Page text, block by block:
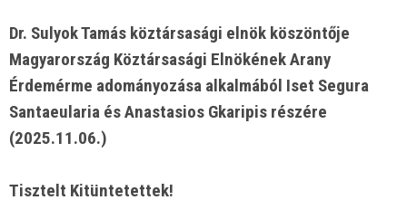
Dr. Sulyok Tamás köztársasági elnök köszöntője
Magyarország Köztársasági Elnökének Arany
Érdemérme adományozása alkalmából Iset Segura
Santaeularia és Anastasios Gkaripis részére
(2025.11.06.)
Tisztelt Kitüntetettek!